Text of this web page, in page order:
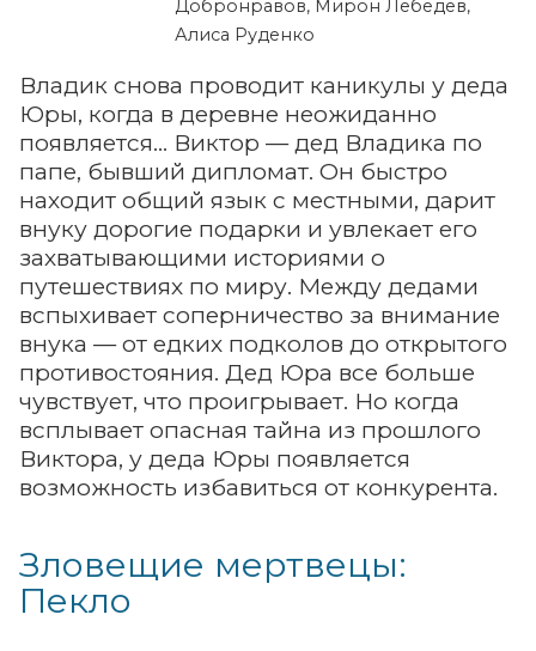
Добронравов, Мирон Лебедев,
Алиса Руденко
Владик снова проводит каникулы у деда
Юры, когда в деревне неожиданно
появляется… Виктор — дед Владика по
папе, бывший дипломат. Он быстро
находит общий язык с местными, дарит
внуку дорогие подарки и увлекает его
захватывающими историями о
путешествиях по миру. Между дедами
вспыхивает соперничество за внимание
внука — от едких подколов до открытого
противостояния. Дед Юра все больше
чувствует, что проигрывает. Но когда
всплывает опасная тайна из прошлого
Виктора, у деда Юры появляется
возможность избавиться от конкурента.
Зловещие мертвецы:
Пекло